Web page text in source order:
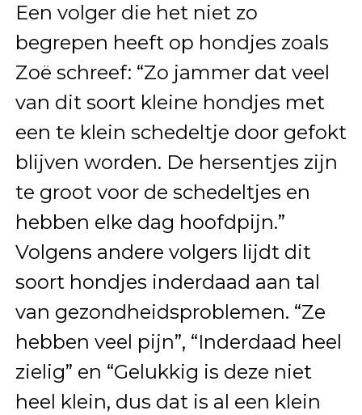
Een volger die het niet zo
begrepen heeft op hondjes zoals
Zoë schreef: “Zo jammer dat veel
van dit soort kleine hondjes met
een te klein schedeltje door gefokt
blijven worden. De hersentjes zijn
te groot voor de schedeltjes en
hebben elke dag hoofdpijn.”
Volgens andere volgers lijdt dit
soort hondjes inderdaad aan tal
van gezondheidsproblemen. “Ze
hebben veel pijn”, “Inderdaad heel
zielig” en “Gelukkig is deze niet
heel klein, dus dat is al een klein